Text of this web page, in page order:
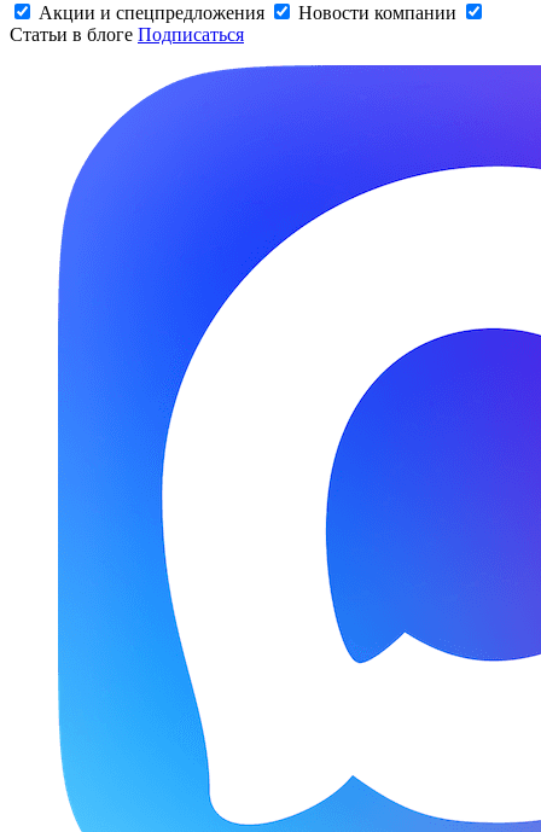
Акции и спецпредложения
Новости компании
Статьи в блоге Подписаться